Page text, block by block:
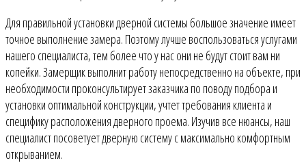
Для правильной установки дверной системы большое значение имеет
точное выполнение замера. Поэтому лучше воспользоваться услугами
нашего специалиста, тем более что у нас они не будут стоит вам ни
копейки. Замерщик выполнит работу непосредственно на объекте, при
необходимости проконсультирует заказчика по поводу подбора и
установки оптимальной конструкции, учтет требования клиента и
специфику расположения дверного проема. Изучив все нюансы, наш
специалист посоветует дверную систему с максимально комфортным
открыванием.